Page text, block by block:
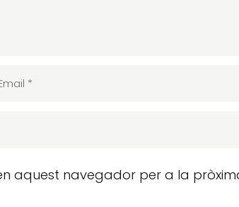
aquest navegador per a la